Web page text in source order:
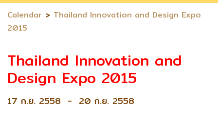
Calendar > Thailand Innovation and Design Expo
2015
Thailand Innovation and
Design Expo 2015
17 ก.ย. 2558 - 20 ก.ย. 2558